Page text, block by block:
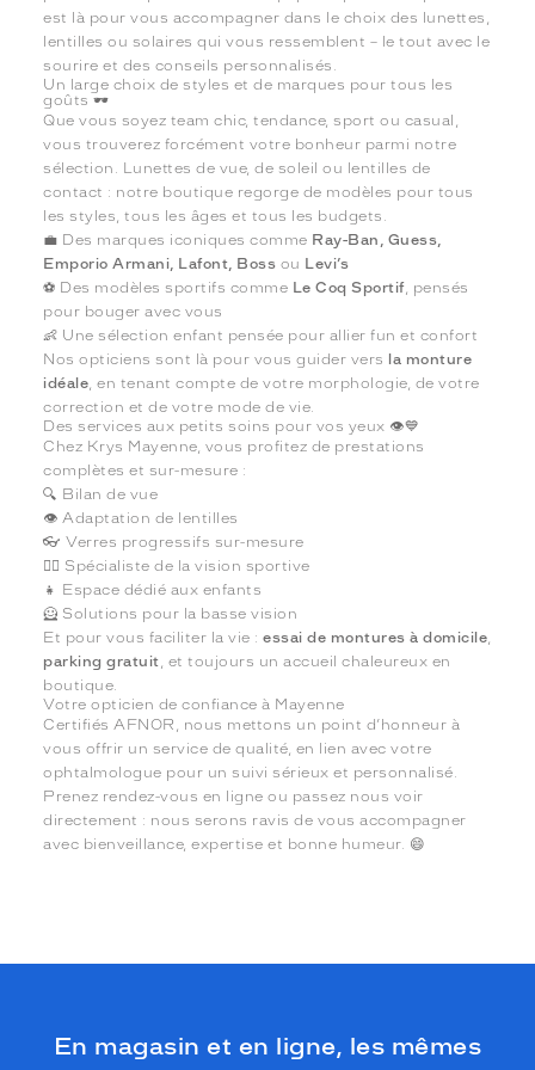
est là pour vous accompagner dans le choix des lunettes,
lentilles ou solaires qui vous ressemblent – le tout avec le
sourire et des conseils personnalisés.
Un large choix de styles et de marques pour tous les
goûts 🕶️
Que vous soyez team chic, tendance, sport ou casual,
vous trouverez forcément votre bonheur parmi notre
sélection. Lunettes de vue, de soleil ou lentilles de
contact : notre boutique regorge de modèles pour tous
les styles, tous les âges et tous les budgets.
💼 Des marques iconiques comme Ray-Ban, Guess,
Emporio Armani, Lafont, Boss ou Levi’s
⚽ Des modèles sportifs comme Le Coq Sportif, pensés
pour bouger avec vous
👶 Une sélection enfant pensée pour allier fun et confort
Nos opticiens sont là pour vous guider vers la monture
idéale , en tenant compte de votre morphologie, de votre
correction et de votre mode de vie.
Des services aux petits soins pour vos yeux 👁️💙
Chez Krys Mayenne, vous profitez de prestations
complètes et sur-mesure :
🔍 Bilan de vue
👁️ Adaptation de lentilles
👓 Verres progressifs sur-mesure
🏃‍♂️ Spécialiste de la vision sportive
👧 Espace dédié aux enfants
🦸 Solutions pour la basse vision
Et pour vous faciliter la vie :essai de montures à domicile
parking gratuit , et toujours un accueil chaleureux en
boutique.
Votre opticien de confiance à Mayenne
Certifiés AFNOR, nous mettons un point d’honneur à
vous offrir un service de qualité, en lien avec votre
ophtalmologue pour un suivi sérieux et personnalisé.
Prenez rendez-vous en ligne ou passez nous voir
directement : nous serons ravis de vous accompagner
avec bienveillance, expertise et bonne humeur. 😄
En magasin et en ligne, les mêmes